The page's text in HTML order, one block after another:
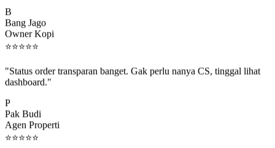
Bang Jago
Owner Kopi
⭐⭐⭐⭐⭐
dashboard."
Pak Budi
Agen Properti
⭐⭐⭐⭐⭐